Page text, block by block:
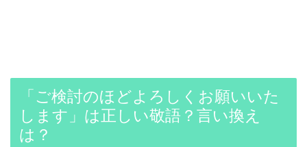
「ご検討のほどよろしくお願いいた
します」は正しい敬語？言い換え
は？